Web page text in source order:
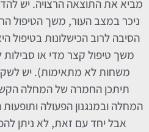
מביא את התוצאה הרצויה. יש
הסיבה לרוב הכישלונות בטיפול
משך טיפול קצר מדי או סבילות
משחות לא מתאימות). יש
תיתכן החמרה של המחלה
המחלה ובמנגנון הפעולה
אבל יחד עם זאת, לא ניתן